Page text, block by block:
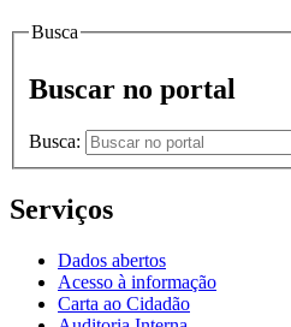
Busca
Buscar no portal
Busca:
Serviços
Dados abertos
Acesso à informação
Carta ao Cidadão